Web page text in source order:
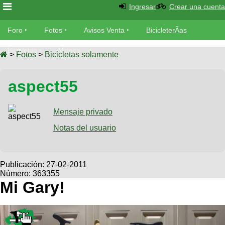
Foro
Foro
MecÃ¡nica
Fotos
SUBÃ
Bicicletas
Viajes
Descenso
Dirt
Avisos
Ventas
Buscar
Ultimos
Fotos
BicicleterÃ­
Bicicletas
Tandem
Videos
Cicloturismo
Ingresar Crear una cuenta
Foro Fotos Avisos Venta BicicleterÃ­as
Bicicletas Videos
> Fotos > Bicicletas solamente
aspect55
Mensaje privado
Notas del usuario
Publicación: 27-02-2011
Número: 363355
Mi Gary!